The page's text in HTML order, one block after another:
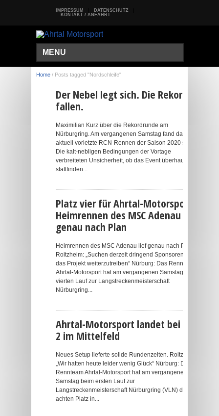
IMPRESSUM
DATENSCHUTZ
KONTAKT / ANFAHRT
MENU
Home / Posts tagged "Nordschleife"
Der Nebel legt sich. Die Rekorde
fallen.
Maximilian Kurz über die Rekordrunde am
Nürburgring. Am vergangenen Samstag fand das
aktuell vorletzte RCN-Rennen der Saison 2020 statt.
Die kalt-nebligen Bedingungen der Vortage
verbreiteten Unsicherheit, ob das Event überhaupt
stattfinden...
Platz vier für Ahrtal-Motorsport.
Heimrennen des MSC Adenau lief
genau nach Plan
Heimrennen des MSC Adenau lief genau nach Plan.
Roitzheim: „Suchen derzeit dringend Sponsoren, um
das Projekt weiterzutreiben“ Nürburg: Das Rennteam
Ahrtal-Motorsport hat am vergangenen Samstag beim
vierten Lauf zur Langstreckenmeisterschaft
Nürburgring...
Ahrtal-Motorsport landet bei VLN
2 im Mittelfeld
Neues Setup lieferte solide Rundenzeiten. Roitzheim
„Wir hatten heute leider wenig Glück“ Nürburg: Das
Rennteam Ahrtal-Motorsport hat am vergangenen
Samstag beim ersten Lauf zur
Langstreckenmeisterschaft Nürburgring (VLN) den
achten Platz in...